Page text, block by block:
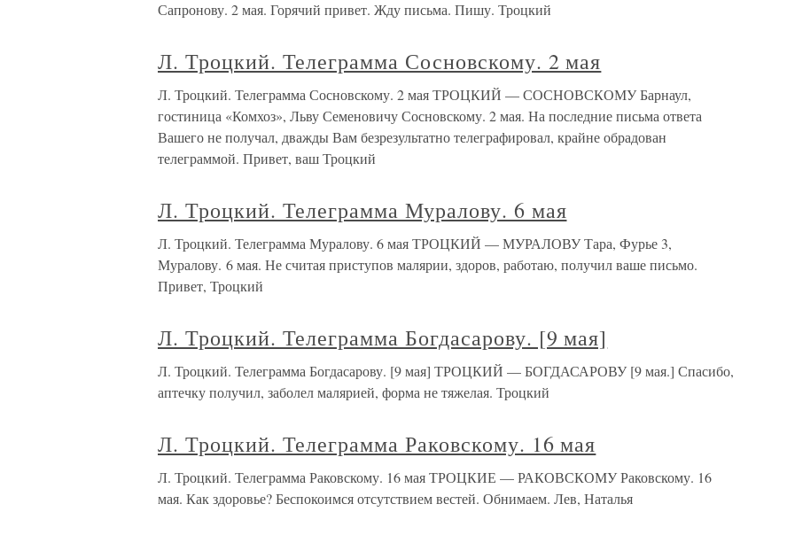
Сапронову. 2 мая. Горячий привет. Жду письма. Пишу. Троцкий
Л. Троцкий. Телеграмма Сосновскому. 2 мая
Л. Троцкий. Телеграмма Сосновскому. 2 мая ТРОЦКИЙ — СОСНОВСКОМУ Барнаул,
гостиница «Комхоз», Льву Семеновичу Сосновскому. 2 мая. На последние письма ответа
Вашего не получал, дважды Вам безрезультатно телеграфировал, крайне обрадован
телеграммой. Привет, ваш Троцкий
Л. Троцкий. Телеграмма Муралову. 6 мая
Л. Троцкий. Телеграмма Муралову. 6 мая ТРОЦКИЙ — МУРАЛОВУ Тара, Фурье 3,
Муралову. 6 мая. Не считая приступов малярии, здоров, работаю, получил ваше письмо.
Привет, Троцкий
Л. Троцкий. Телеграмма Богдасарову. [9 мая]
Л. Троцкий. Телеграмма Богдасарову. [9 мая] ТРОЦКИЙ — БОГДАСАРОВУ [9 мая.] Спасибо,
аптечку получил, заболел малярией, форма не тяжелая. Троцкий
Л. Троцкий. Телеграмма Раковскому. 16 мая
Л. Троцкий. Телеграмма Раковскому. 16 мая ТРОЦКИЕ — РАКОВСКОМУ Раковскому. 16
мая. Как здоровье? Беспокоимся отсутствием вестей. Обнимаем. Лев, Наталья